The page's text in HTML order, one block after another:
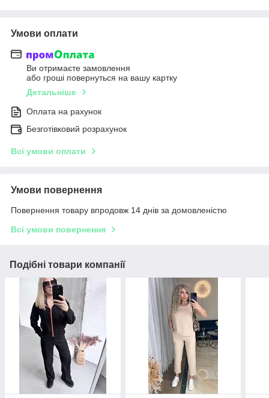
Умови оплати
Ви отримаєте замовлення
або гроші повернуться на вашу картку
Детальніше
Оплата на рахунок
Безготівковий розрахунок
Всі умови оплати
Умови повернення
Повернення товару впродовж 14 днів за домовленістю
Всі умови повернення
Подібні товари компанії